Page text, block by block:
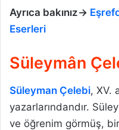
Ayrıca bakınız->
Eserleri
Süleymân
Süleyman Çelebi, XV.
yazarlarındandır.
ve öğrenim görmüş,